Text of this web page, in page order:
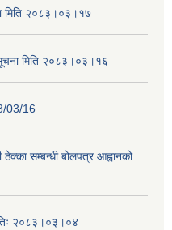
मिति २०८३।०३।१७
मिति २०८३।०३।१६
03/16
सम्बन्धी बोलपत्र आह्वानको
२०८३।०३।०४